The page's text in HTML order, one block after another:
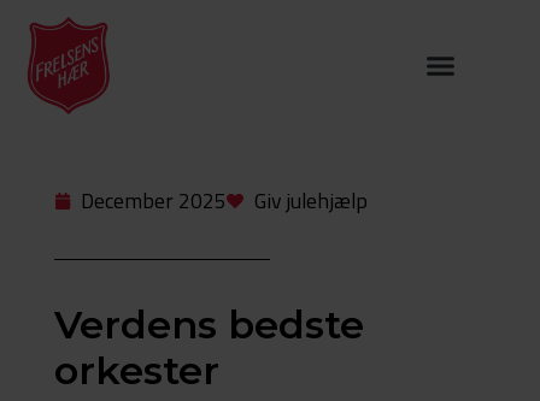
December 2025 Giv julehjælp
Verdens bedste
orkester